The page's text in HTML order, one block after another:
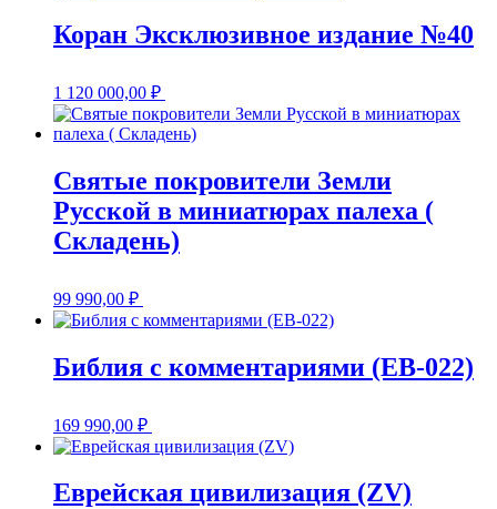
Коран Эксклюзивное издание №40
1 120 000,00 ₽
Святые покровители Земли
Русской в миниатюрах палеха (
Складень)
99 990,00 ₽
Библия с комментариями (EB-022)
169 990,00 ₽
Еврейская цивилизация (ZV)